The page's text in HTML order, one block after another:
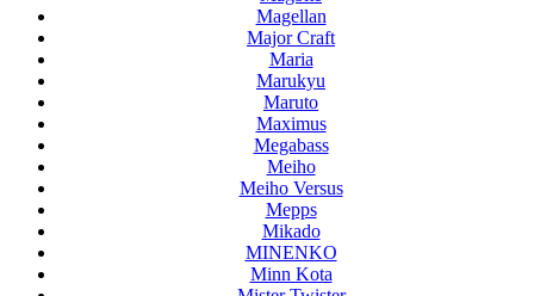
Magellan
Major Craft
Maria
Marukyu
Maruto
Maximus
Megabass
Meiho
Meiho Versus
Mepps
Mikado
MINENKO
Minn Kota